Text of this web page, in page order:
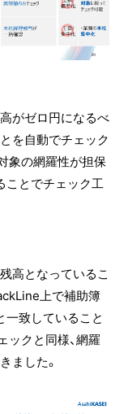
がゼロ円になるべ
を自動でチェック
象の網羅性が担保
ことでチェック工
高となっているこ
上で補助簿
一致していること
ックと同様、網羅
ました。